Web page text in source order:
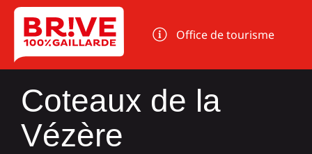
Panneau de gestion des cookies
Office de tourisme
Coteaux de la
Vézère